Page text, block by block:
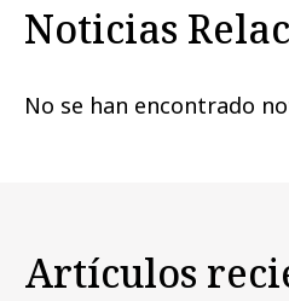
Noticias
No se han encontrado
Artículos